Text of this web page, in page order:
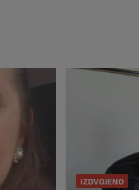
IZDVOJENO